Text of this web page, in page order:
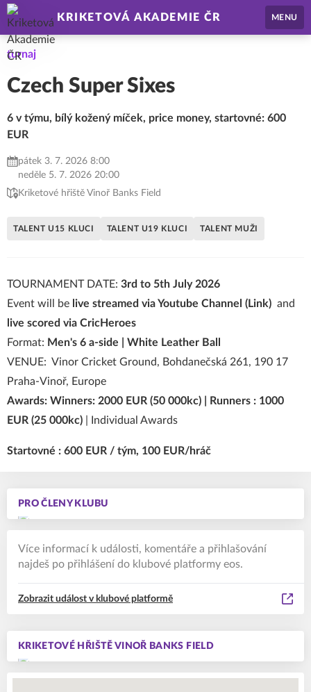
KRIKETOVÁ AKADEMIE ČR MENU
PRO ČLENY KLUBU
Více informací k události, komentáře a přihlašování
najdeš po přihlášení do klubové platformy eos.
Zobrazit událost v klubové platformě
KRIKETOVÉ HŘIŠTĚ VINOŘ BANKS FIELD
turnaj
Czech Super Sixes
6 v týmu, bílý kožený míček, price money, startovné: 600
EUR
pátek 3. 7. 2026 8:00
neděle 5. 7. 2026 20:00
Kriketové hřiště Vinoř Banks Field
TALENT U15 KLUCI TALENT U19 KLUCI TALENT MUŽI
TOURNAMENT DATE: 3rd to 5th July 2026
Event will be live streamed via Youtube Channel (Link) and
live scored via CricHeroes
Format: Men's 6 a-side | White Leather Ball
VENUE: Vinor Cricket Ground, Bohdanečská 261, 190 17
Praha-Vinoř, Europe
Awards: Winners: 2000 EUR (50 000kc) | Runners : 1000
EUR (25 000kc)
| Individual Awards
Startovné : 600 EUR / tým, 100 EUR/hráč